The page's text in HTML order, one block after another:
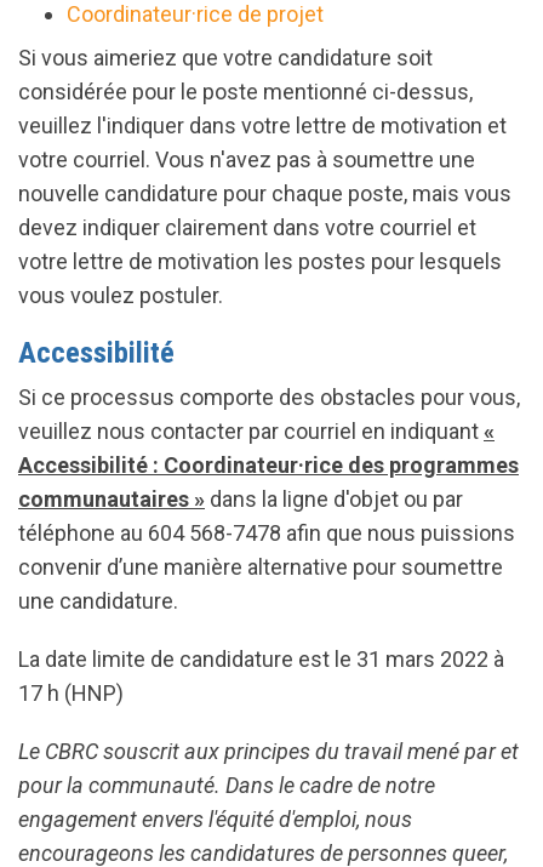
Coordinateur·rice de projet
Si vous aimeriez que votre candidature soit
considérée pour le poste mentionné ci-dessus,
veuillez l'indiquer dans votre lettre de motivation et
votre courriel. Vous n'avez pas à soumettre une
nouvelle candidature pour chaque poste, mais vous
devez indiquer clairement dans votre courriel et
votre lettre de motivation les postes pour lesquels
vous voulez postuler.
Accessibilité
Si ce processus comporte des obstacles pour vous,
veuillez nous contacter par courriel en indiquant«
Accessibilité : Coordinateur·rice des programmes
communautaires » dans la ligne d'objet ou par
téléphone au 604 568-7478 afin que nous puissions
convenir d’une manière alternative pour soumettre
une candidature.
La date limite de candidature est le 31 mars 2022 à
17 h (HNP)
Le CBRC souscrit aux principes du travail mené par et
pour la communauté. Dans le cadre de notre
engagement envers l'équité d'emploi, nous
encourageons les candidatures de personnes queer,